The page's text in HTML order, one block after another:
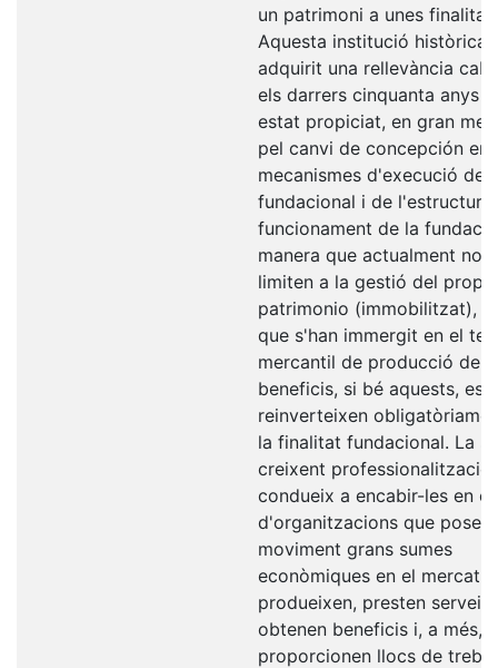
un patrimoni a unes
Aquesta institució històrica
adquirit una rellevància
els darrers cinquanta anys
estat propiciat, en gran
pel canvi de concepción en
mecanismes d'execució del
fundacional i de l'estructura
funcionament de la
manera que actualment no
limiten a la gestió del propi
patrimonio (immobilitzat),
que s'han immergit en el
mercantil de producció de
beneficis, si bé aquests, es
reinverteixen
la finalitat fundacional. La
creixent professionalització
condueix a encabir-les en
d'organitzacions que posen
moviment grans sumes
econòmiques en el mercat,
produeixen, presten serveis,
obtenen beneficis i, a més,
proporcionen llocs de